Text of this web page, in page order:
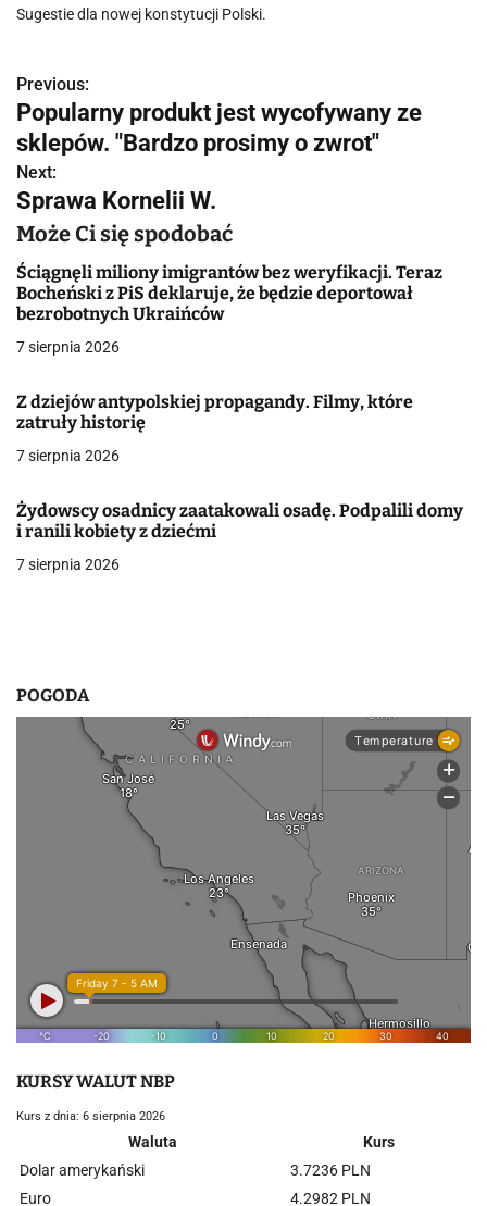
Sugestie dla nowej konstytucji Polski.
N
a
w
i
g
a
c
a
w
p
i
Previous:
Popularny produkt jest wycofywany ze
sklepów. "Bardzo prosimy o zwrot"
Next:
Sprawa Kornelii W.
Może Ci się spodobać
Ściągnęli miliony imigrantów bez weryfikacji. Teraz
Bocheński z PiS deklaruje, że będzie deportował
bezrobotnych Ukraińców
7 sierpnia 2026
Z dziejów antypolskiej propagandy. Filmy, które
zatruły historię
7 sierpnia 2026
Żydowscy osadnicy zaatakowali osadę. Podpalili domy
i ranili kobiety z dziećmi
7 sierpnia 2026
POGODA
KURSY WALUT NBP
Kurs z dnia: 6 sierpnia 2026
Waluta
Kurs
Dolar amerykański
3.7236 PLN
Euro
4.2982 PLN